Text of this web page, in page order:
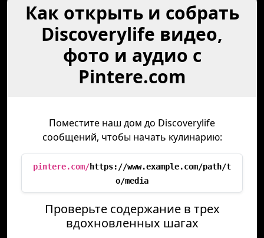
Как открыть и собрать
Discoverylife видео,
фото и аудио с
Pintere.com
Поместите наш дом до Discoverylife
сообщений, чтобы начать кулинарию:
pintere.com/https://www.example.com/path/t
o/media
Проверьте содержание в трех
вдохновленных шагах